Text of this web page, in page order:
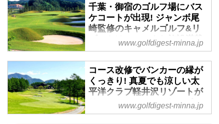
「ゴルフは歩きがいい」と思って
いるゴルファーには朗報だ。茨城
県つくば市にある南筑波ゴルフ場
（9ホール）などで、見慣れない
光景を目にすることができる。
千葉・御宿のゴルフ場にバス
ケコートが出現! ジャンボ尾
崎監修のキャメルゴルフ&リ
ゾートはユニークな施設満載
- みんなのゴルフダイジェス
ト
千葉県にびっくり箱のような“遊
び場”満載のゴルフ場がある。そ
＆ホテルリゾートだ。
www.golfdigest-minna.jp
コース改修でバンカーの縁が
くっきり! 真夏でも涼しい太
平洋クラブ軽井沢リゾートが
リニューアル - みんなのゴル
フダイジェスト
www.golfdigest-minna.jp